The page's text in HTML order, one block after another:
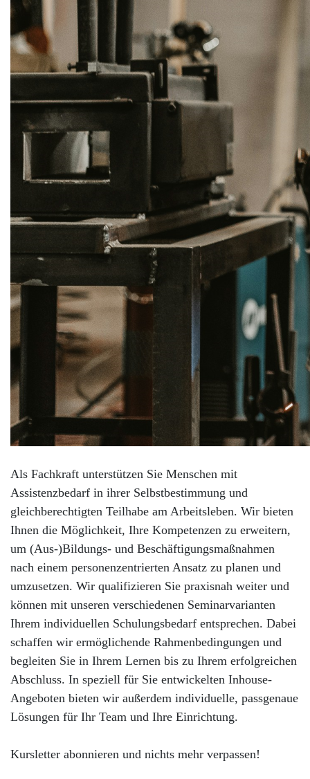
Als Fachkraft unterstützen Sie Menschen mit
Assistenzbedarf in ihrer Selbstbestimmung und
gleichberechtigten Teilhabe am Arbeitsleben. Wir bieten
Ihnen die Möglichkeit, Ihre Kompetenzen zu erweitern,
um (Aus-)Bildungs- und Beschäftigungsmaßnahmen
nach einem personenzentrierten Ansatz zu planen und
umzusetzen. Wir qualifizieren Sie praxisnah weiter und
können mit unseren verschiedenen Seminarvarianten
Ihrem individuellen Schulungsbedarf entsprechen. Dabei
schaffen wir ermöglichende Rahmenbedingungen und
begleiten Sie in Ihrem Lernen bis zu Ihrem erfolgreichen
Abschluss. In speziell für Sie entwickelten Inhouse-
Angeboten bieten wir außerdem individuelle, passgenaue
Lösungen für Ihr Team und Ihre Einrichtung.
Kursletter abonnieren und nichts mehr verpassen!